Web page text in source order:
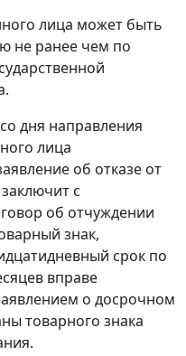
лица может быть
не ранее чем по
дня направления
лица
об отказе от
с
об отчуждении
знак,
срок по
вправе
о досрочном
товарного знака